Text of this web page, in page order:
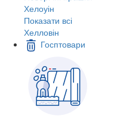
Хелоуін
Показати всі
Хелловін
Госптовари